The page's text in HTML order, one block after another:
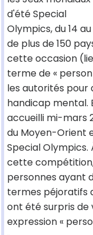
d'été Special
Olympics, du 14
de plus de 150
cette occasion
terme de «
les autorités pour
handicap mental.
accueilli mi-mars
du Moyen-Orient
Special
cette
personnes ayant
termes péjoratifs
ont été surpris de
expression «